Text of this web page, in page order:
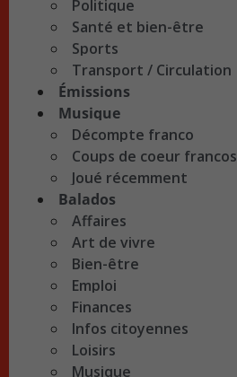
Politique
Santé et bien-être
Sports
Transport / Circulation
Émissions
Musique
Décompte franco
Coups de coeur francos
Joué récemment
Balados
Affaires
Art de vivre
Bien-être
Emploi
Finances
Infos citoyennes
Loisirs
Musique